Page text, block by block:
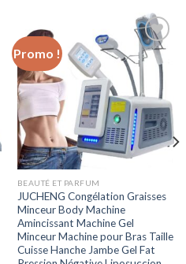
Promo !
Ajouter
à la liste
d’envies
BEAUTÉ ET PARFUM
JUCHENG Congélation Graisses
Minceur Body Machine
Amincissant Machine Gel
Minceur Machine pour Bras Taille
Cuisse Hanche Jambe Gel Fat